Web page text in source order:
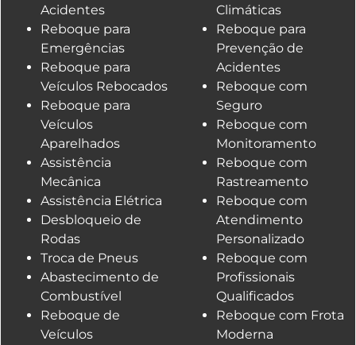
Acidentes
Reboque para
Emergências
Reboque para
Veículos Rebocados
Reboque para
Veículos
Aparelhados
Assistência
Mecânica
Assistência Elétrica
Desbloqueio de
Rodas
Troca de Pneus
Abastecimento de
Combustível
Reboque de
Veículos
Climáticas
Reboque para
Prevenção de
Acidentes
Reboque com
Seguro
Reboque com
Monitoramento
Reboque com
Rastreamento
Reboque com
Atendimento
Personalizado
Reboque com
Profissionais
Qualificados
Reboque com Frota
Moderna